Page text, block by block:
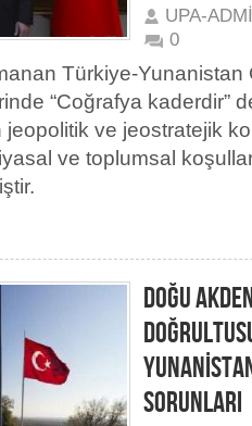
UPA-
0
Türkiye-
“Coğrafya kaderdir”
ve jeostratejik
ve toplumsal
DOĞU
SORUNLARI